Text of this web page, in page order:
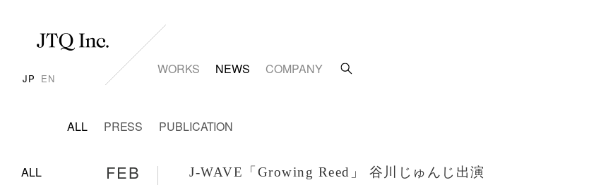
JP EN
WORKS NEWS COMPANY
ALL PRESS PUBLICATION
ALL
FEB J-WAVE「Growing Reed」 谷川じゅんじ出演